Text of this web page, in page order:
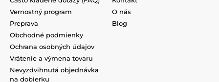
Vernostný program
Preprava
Obchodné podmienky
Ochrana osobných údajov
Vrátenie a výmena tovaru
Nevyzdvihnutá objednávka
na dobierku
O nás
Blog